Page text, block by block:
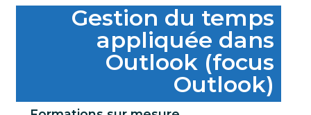
Gestion du temps
appliquée dans
Outlook (focus
Outlook)